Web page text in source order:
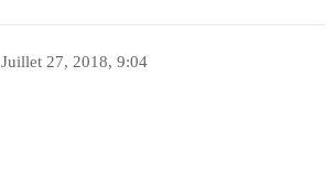
Juillet 27, 2018, 9:04